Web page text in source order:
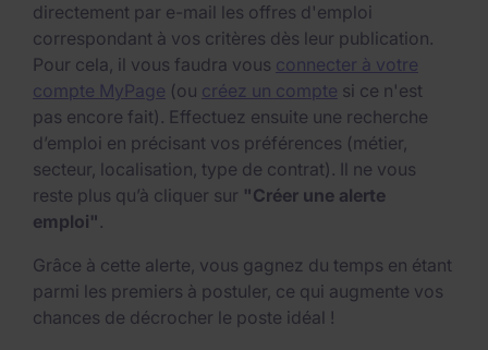
directement par e-mail les offres d'emploi
correspondant à vos critères dès leur publication.
Pour cela, il vous faudra vous connecter à votre
compte MyPage (ou créez un compte si ce n'est
pas encore fait). Effectuez ensuite une recherche
d’emploi en précisant vos préférences (métier,
secteur, localisation, type de contrat). Il ne vous
reste plus qu’à cliquer sur "Créer une alerte
emploi" .
Grâce à cette alerte, vous gagnez du temps en étant
parmi les premiers à postuler, ce qui augmente vos
chances de décrocher le poste idéal !